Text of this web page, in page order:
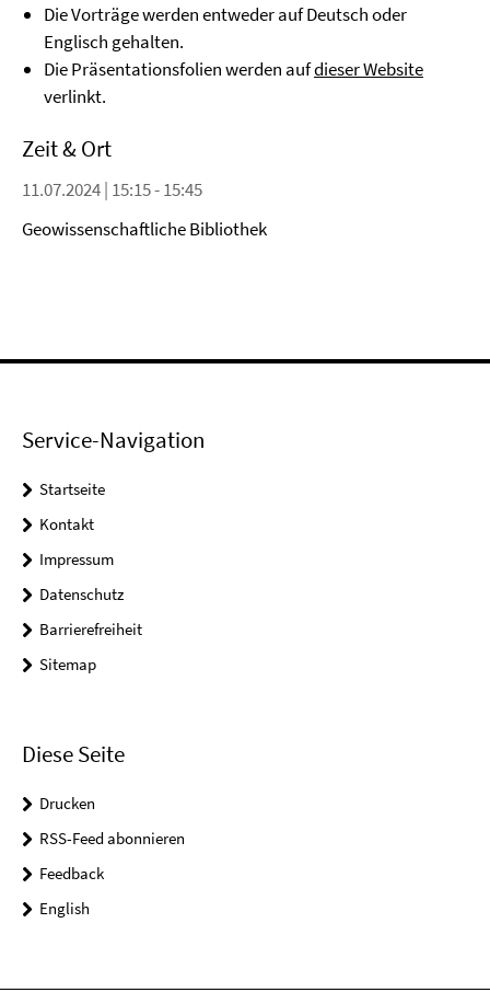
Die Vorträge werden entweder auf Deutsch oder
Englisch gehalten.
Die Präsentationsfolien werden aufdieser Website
verlinkt.
Zeit & Ort
11.07.2024 | 15:15 - 15:45
Geowissenschaftliche Bibliothek
Service-Navigation
Startseite
Kontakt
Impressum
Datenschutz
Barrierefreiheit
Sitemap
Diese Seite
Drucken
RSS-Feed abonnieren
Feedback
English